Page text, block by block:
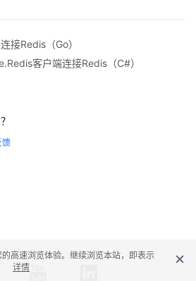
接Redis（Go）
客户端连接Redis（C#）
馈
的高速浏览体验。继续浏览本站，即表示
详情